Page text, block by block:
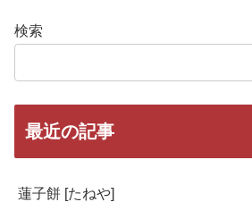
検索
最近の記事
蓮子餅 [たねや]